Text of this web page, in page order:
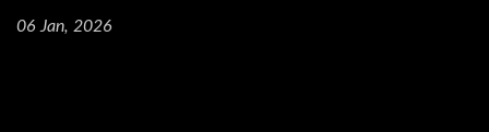
06 Jan, 2026